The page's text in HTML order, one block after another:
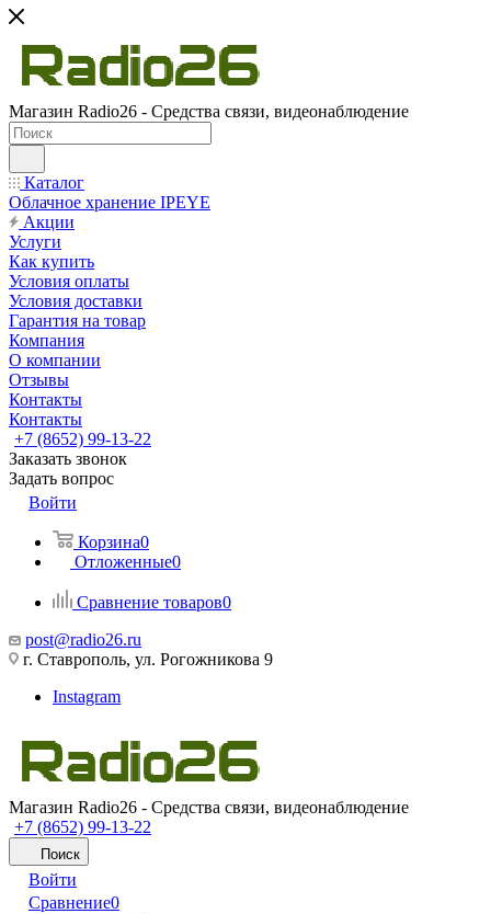
Магазин Radio26 - Средства связи, видеонаблюдение
Каталог
Облачное хранение IPEYE
Акции
Услуги
Как купить
Условия оплаты
Условия доставки
Гарантия на товар
Компания
О компании
Отзывы
Контакты
Контакты
+7 (8652) 99-13-22
Заказать звонок
Задать вопрос
Войти
Корзина0
Отложенные0
Сравнение товаров0
post@radio26.ru
г. Ставрополь, ул. Рогожникова 9
Instagram
Магазин Radio26 - Средства связи, видеонаблюдение
+7 (8652) 99-13-22
Поиск
Войти
Сравнение0